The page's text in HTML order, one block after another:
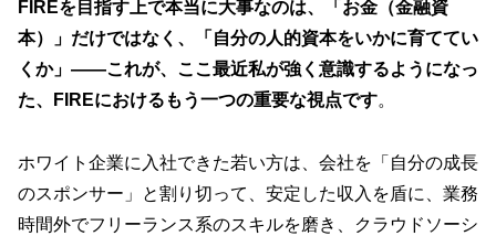
FIREを目指す上で本当に大事なのは、「お金（金融資
本）」だけではなく、「自分の人的資本をいかに育ててい
くか」——これが、ここ最近私が強く意識するようになっ
た、FIREにおけるもう一つの重要な視点です。
ホワイト企業に入社できた若い方は、会社を「自分の成長
のスポンサー」と割り切って、安定した収入を盾に、業務
時間外でフリーランス系のスキルを磨き、クラウドソーシ